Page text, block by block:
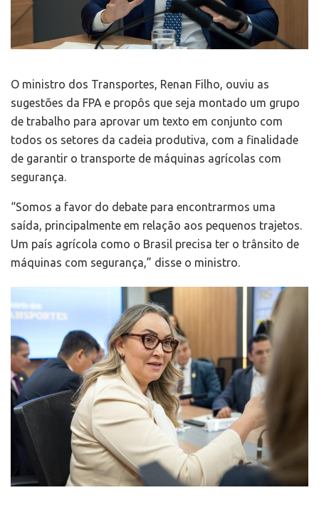
O ministro dos Transportes, Renan Filho, ouviu as
sugestões da FPA e propôs que seja montado um grupo
de trabalho para aprovar um texto em conjunto com
todos os setores da cadeia produtiva, com a finalidade
de garantir o transporte de máquinas agrícolas com
segurança.
“Somos a favor do debate para encontrarmos uma
saída, principalmente em relação aos pequenos trajetos.
Um país agrícola como o Brasil precisa ter o trânsito de
máquinas com segurança,” disse o ministro.